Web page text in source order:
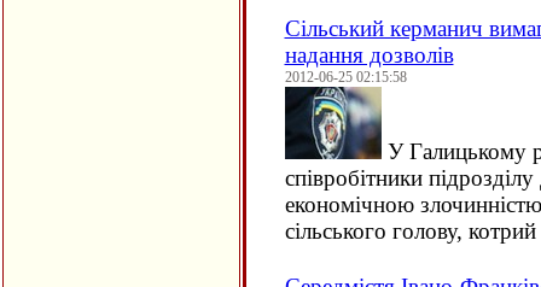
Сільський керманич
надання дозволів
2012-06-25 02:15:58
У Галицькому
співробітники
економічною
сільського голову,